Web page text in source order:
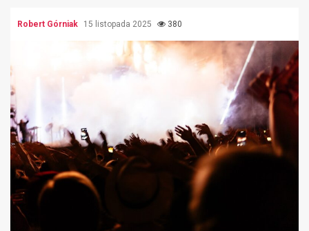
Robert Górniak 15 listopada 2025 380